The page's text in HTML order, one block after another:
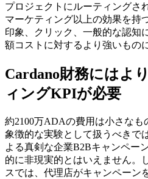
プロジェクトにルーティングさ
マーケティング以上の効果を持
印象、クリック、一般的な認知
額コストに対するより強いもの
Cardano財務にはよ
ィングKPIが必要
約2100万ADAの費用は小さなも
象徴的な実験として扱うべきで
よる真剣な企業B2Bキャンペー
的に非現実的とはいえません。
スでは、代理店がキャンペーン